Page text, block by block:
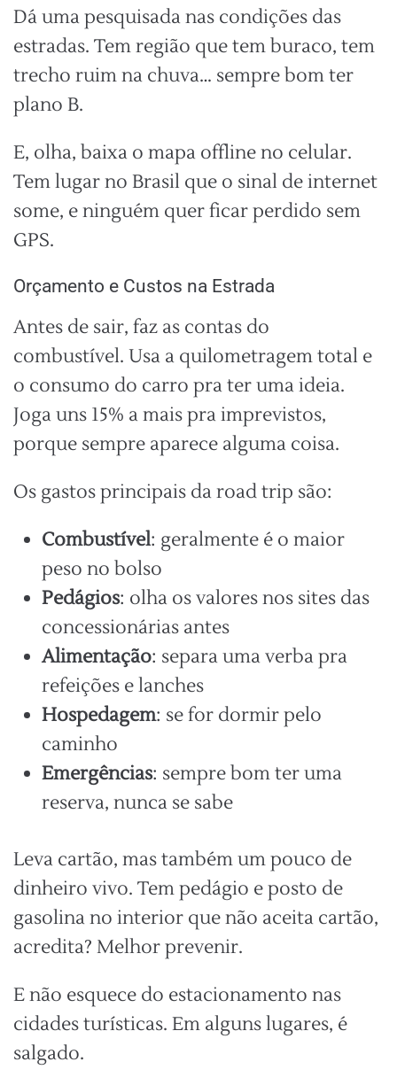
Dá uma pesquisada nas condições das
estradas. Tem região que tem buraco, tem
trecho ruim na chuva… sempre bom ter
plano B.
E, olha, baixa o mapa offline no celular.
Tem lugar no Brasil que o sinal de internet
some, e ninguém quer ficar perdido sem
GPS.
Orçamento e Custos na Estrada
Antes de sair, faz as contas do
combustível. Usa a quilometragem total e
o consumo do carro pra ter uma ideia.
Joga uns 15% a mais pra imprevistos,
porque sempre aparece alguma coisa.
Os gastos principais da road trip são:
Combustível: geralmente é o maior
peso no bolso
Pedágios: olha os valores nos sites das
concessionárias antes
Alimentação: separa uma verba pra
refeições e lanches
Hospedagem: se for dormir pelo
caminho
Emergências: sempre bom ter uma
reserva, nunca se sabe
Leva cartão, mas também um pouco de
dinheiro vivo. Tem pedágio e posto de
gasolina no interior que não aceita cartão,
acredita? Melhor prevenir.
E não esquece do estacionamento nas
cidades turísticas. Em alguns lugares, é
salgado.